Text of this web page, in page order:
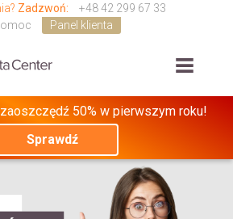
Zadzwoń:
+48 42 299 67 33
Panel klienta
50% w pierwszym roku!
Sprawdź